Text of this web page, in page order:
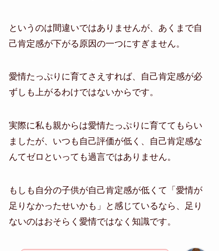
というのは間違いではありませんが、あくまで自
己肯定感が下がる原因の一つにすぎません。
愛情たっぷりに育てさえすれば、自己肯定感が必
ずしも上がるわけではないからです。
実際に私も親からは愛情たっぷりに育ててもらい
ましたが、いつも自己評価が低く、自己肯定感な
んてゼロといっても過言ではありません。
もしも自分の子供が自己肯定感が低くて「愛情が
足りなかったせいかも」と感じているなら、足り
ないのはおそらく愛情ではなく知識です。